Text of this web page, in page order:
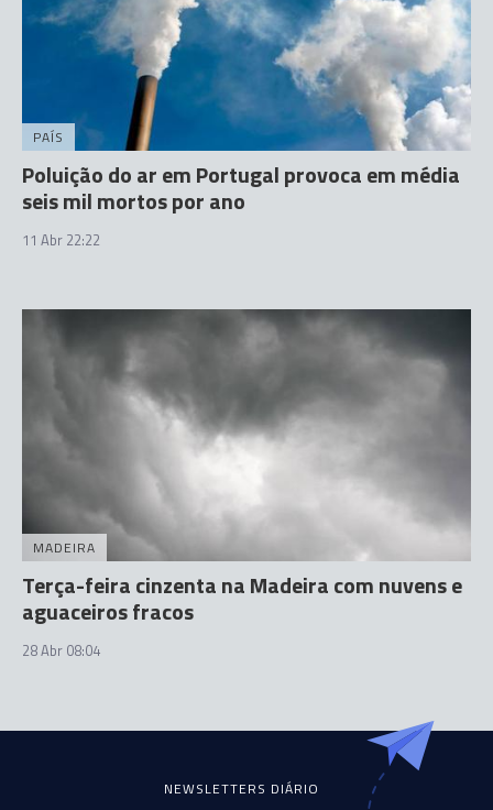
PAÍS
Poluição do ar em Portugal provoca em média
seis mil mortos por ano
11 Abr 22:22
MADEIRA
Terça-feira cinzenta na Madeira com nuvens e
aguaceiros fracos
28 Abr 08:04
NEWSLETTERS DIÁRIO